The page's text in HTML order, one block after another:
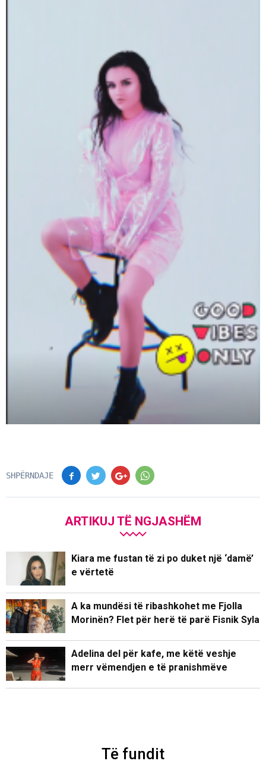
SHPËRNDAJE
ARTIKUJ TË NGJASHËM
Kiara me fustan të zi po duket një ‘damë’
e vërtetë
A ka mundësi të ribashkohet me Fjolla
Morinën? Flet për herë të parë Fisnik Syla
Adelina del për kafe, me këtë veshje
merr vëmendjen e të pranishmëve
Të fundit